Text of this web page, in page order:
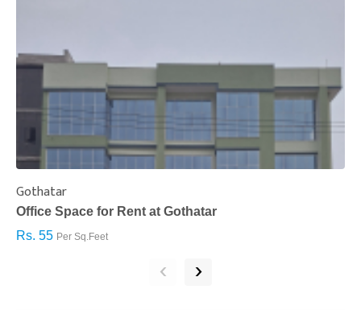
Gothatar
Office Space for Rent at Gothatar
Rs. 55 Per Sq.Feet
‹ ›